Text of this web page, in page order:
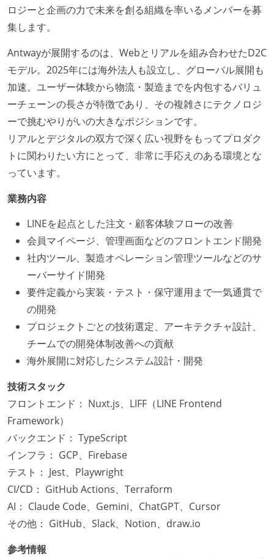
ロジーと企画の力で未来を創る組織を率いるメンバーを募
集します。
Antwayが展開するのは、Webとリアルを組み合わせたD2C
モデル。2025年には海外法人も設立し、グローバル展開も
加速。ユーザー体験から物流・製造までを内包するバリュ
ーチェーンの長さが特徴であり、その複雑さにテクノロジ
ーで挑むやりがいの大きなポジションです。
リアルとデジタルの双方で深く広い視野をもってプロダク
トに関わりたい方にとって、非常に手応えのある環境とな
っています。
業務内容
LINEを起点とした注文・顧客体験フローの改善
会員マイページ、管理画面などのフロントエンド開発
社内ツール、製造オペレーション管理ツールなどのサ
ーバーサイド開発
要件定義から実装・テスト・保守運用まで一気通貫で
の開発
プロジェクトごとの技術選定、アーキテクチャ設計、
チームでの開発体制改善への貢献
海外展開に対応したシステム設計・開発
技術スタック
フロントエンド： Nuxt.js、LIFF（LINE Frontend
Framework）
バックエンド： TypeScript
インフラ： GCP、Firebase
テスト： Jest、Playwright
CI/CD： GitHub Actions、Terraform
AI： Claude Code、Gemini、ChatGPT、Cursor
その他： GitHub、Slack、Notion、draw.io
参考情報